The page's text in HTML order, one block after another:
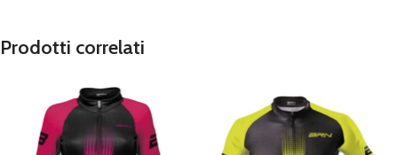
Prodotti correlati